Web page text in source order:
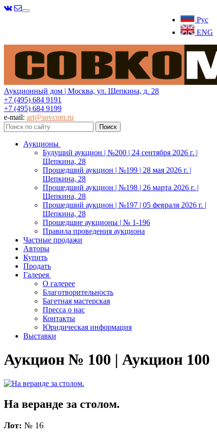
Рус
ENG
Меню
Аукционный дом | Москва, ул. Щепкина, д. 28
+7 (495) 684 9191
+7 (495) 684 9199
e-mail: art@sovcom.ru
Аукционы
Будущий аукцион | №200 | 24 сентября 2026 г. |
Щепкина, 28
Прошедший аукцион | №199 | 28 мая 2026 г. |
Щепкина, 28
Прошедший аукцион | №198 | 26 марта 2026 г. |
Щепкина, 28
Прошедший аукцион | №197 | 05 февраля 2026 г. |
Щепкина, 28
Прошедшие аукционы | № 1-196
Правила проведения аукциона
Частные продажи
Авторы
Купить
Продать
Галерея
О галерее
Благотворительность
Багетная мастерская
Пресса о нас
Контакты
Юридическая информация
Выставки
Аукцион № 100 | Аукцион 100
На веранде за столом.
Лот: № 16